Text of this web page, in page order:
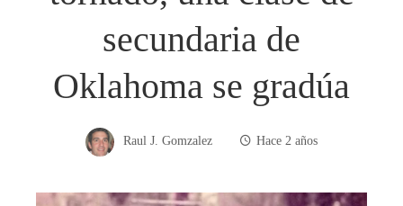
secundaria de
Oklahoma se gradúa
Raul J. Gomzalez Hace 2 años